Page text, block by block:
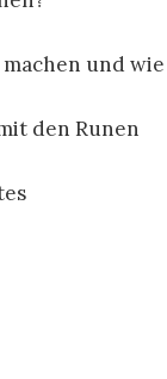
und wie
den Runen